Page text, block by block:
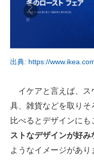
出典: https://
イケアと言えば、ス
具、雑貨などを取りそ
比べるとデザインにも
ストなデザインが好み
ようなイメージがあり